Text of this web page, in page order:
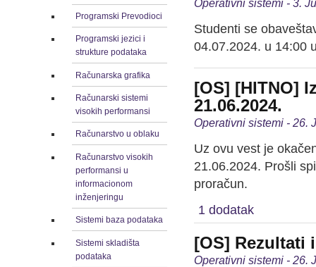
Programski Prevodioci
Programski jezici i
strukture podataka
Računarska grafika
Računarski sistemi
visokih performansi
Računarstvo u oblaku
Računarstvo visokih
performansi u
informacionom
inženjeringu
Sistemi baza podataka
Sistemi skladišta
podataka
Operativni sistemi - 3.
Studenti se
04.07.2024. u 14:00
[OS] [HITNO]
21.06.2024.
Operativni sistemi - 26.
Uz ovu vest je
21.06.2024. Prošli
proračun.
1 dodatak
[OS] Rezultati
Operativni sistemi - 26.